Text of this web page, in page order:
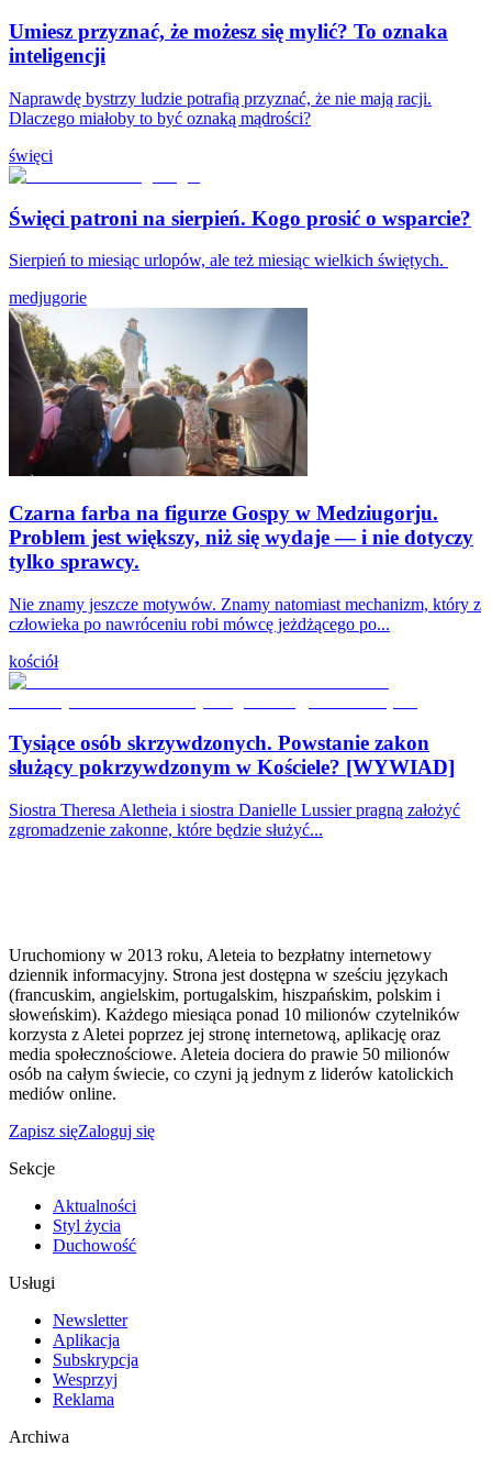
Umiesz przyznać, że możesz się mylić? To oznaka
inteligencji
Naprawdę bystrzy ludzie potrafią przyznać, że nie mają racji.
Dlaczego miałoby to być oznaką mądrości?
święci
Święci patroni na sierpień. Kogo prosić o wsparcie?
Sierpień to miesiąc urlopów, ale też miesiąc wielkich świętych.
medjugorie
Czarna farba na figurze Gospy w Medziugorju.
Problem jest większy, niż się wydaje — i nie dotyczy
tylko sprawcy.
Nie znamy jeszcze motywów. Znamy natomiast mechanizm, który z
człowieka po nawróceniu robi mówcę jeżdżącego po...
kościół
Tysiące osób skrzywdzonych. Powstanie zakon
służący pokrzywdzonym w Kościele? [WYWIAD]
Siostra Theresa Aletheia i siostra Danielle Lussier pragną założyć
zgromadzenie zakonne, które będzie służyć...
Uruchomiony w 2013 roku, Aleteia to bezpłatny internetowy
dziennik informacyjny. Strona jest dostępna w sześciu językach
(francuskim, angielskim, portugalskim, hiszpańskim, polskim i
słoweńskim). Każdego miesiąca ponad 10 milionów czytelników
korzysta z Aletei poprzez jej stronę internetową, aplikację oraz
media społecznościowe. Aleteia dociera do prawie 50 milionów
osób na całym świecie, co czyni ją jednym z liderów katolickich
mediów online.
Zapisz sięZaloguj się
Sekcje
Aktualności
Styl życia
Duchowość
Usługi
Newsletter
Aplikacja
Subskrypcja
Wesprzyj
Reklama
Archiwa